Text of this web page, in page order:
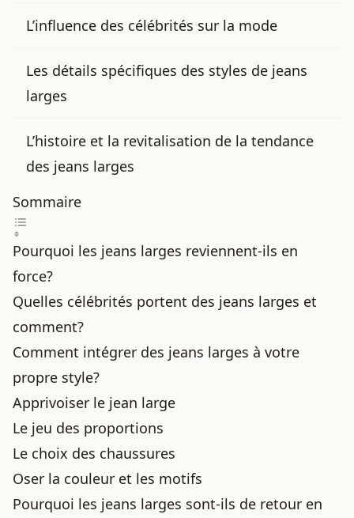
L’influence des célébrités sur la mode
Les détails spécifiques des styles de jeans
larges
L’histoire et la revitalisation de la tendance
des jeans larges
Sommaire
Pourquoi les jeans larges reviennent-ils en
force?
Quelles célébrités portent des jeans larges et
comment?
Comment intégrer des jeans larges à votre
propre style?
Apprivoiser le jean large
Le jeu des proportions
Le choix des chaussures
Oser la couleur et les motifs
Pourquoi les jeans larges sont-ils de retour en